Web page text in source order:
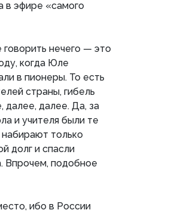
в эфире «самого
нечего — это
когда Юле
в пионеры. То есть
страны, гибель
далее, далее. Да, за
и учителя были те
только
долг и спасли
Впрочем, подобное
ибо в России